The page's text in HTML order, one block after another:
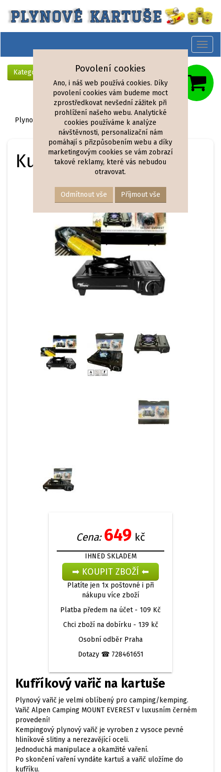
Kategorie
Plynové vařiče kempingové na kartuše
Kufříkový vařič
Cena: 649 kč
IHNED SKLADEM
Platíte jen 1x poštovné i při
nákupu více zboží
Platba předem na účet - 109 Kč
Chci zboží na dobírku - 139 kč
Osobní odběr Praha
Dotazy ☎ 728461651
Kufříkový vařič na kartuše
Plynový vařič je velmi oblíbený pro camping/kemping.
Vařič Alpen Camping MOUNT EVEREST v luxusním černém
provedení!
Kempingový plynový vařič je vyroben z vysoce pevné
hliníkové slitiny a nerezavějící oceli.
Jednoduchá manipulace a okamžité vaření.
Po skončení vaření vyndáte kartuš a vařič uložíme do
kufříku.
Povolení cookies
Ano, i náš web používá cookies. Díky
povolení cookies vám budeme moct
zprostředkovat nevšední zážitek při
prohlížení našeho webu. Analytické
cookies používáme k analýze
návštěvnosti, personalizační nám
pomáhají s přizpůsobením webu a díky
marketingovým cookies se vám zobrazí
takové reklamy, které vás nebudou
otravovat.
Odmítnout vše Příjmout vše